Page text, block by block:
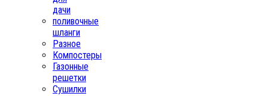
дачи
поливочные
шланги
Разное
Компостеры
Газонные
решетки
Сушилки